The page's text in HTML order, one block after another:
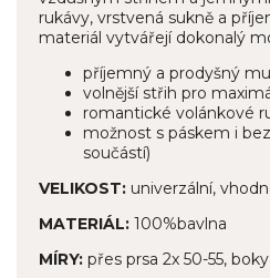
rukávy, vrstvená sukně a
materiál vytvářejí dokonalý
příjemný a prodyšný
volnější střih pro
romantické volánkové
možnost s páskem i
součástí)
VELIKOST: univerzální,
MATERIÁL: 100%bavlna
MÍRY: přes prsa 2x 50-55,